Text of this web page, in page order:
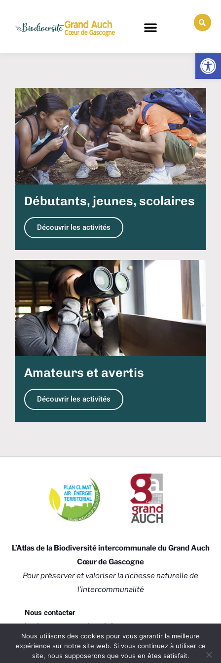
Débutants, jeunes, scolaires
Découvrir les activités
Amateurs et avertis
Découvrir les activités
L’Atlas de la Biodiversité intercommunale du Grand Auch
Cœur de Gascogne
Pour préserver et valoriser la richesse naturelle de
l’intercommunalité
Nous contacter
biodiversite@grand-auch.fr
Nous utilisons des cookies pour vous garantir la meilleure
expérience sur notre site web. Si vous continuez à utiliser ce
site, nous supposerons que vous en êtes satisfait.